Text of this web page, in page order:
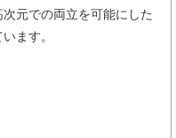
元での両立を可能にした
ます。